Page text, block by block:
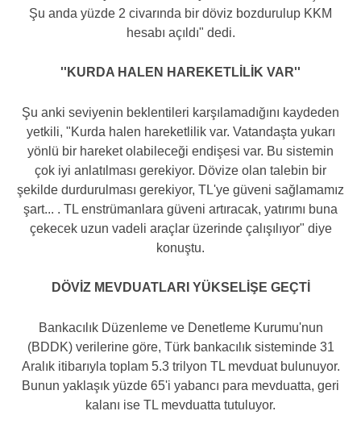
Şu anda yüzde 2 civarında bir döviz bozdurulup KKM
hesabı açıldı" dedi.
''KURDA HALEN HAREKETLİLİK VAR''
Şu anki seviyenin beklentileri karşılamadığını kaydeden
yetkili, "Kurda halen hareketlilik var. Vatandaşta yukarı
yönlü bir hareket olabileceği endişesi var. Bu sistemin
çok iyi anlatılması gerekiyor. Dövize olan talebin bir
şekilde durdurulması gerekiyor, TL'ye güveni sağlamamız
şart... . TL enstrümanlara güveni artıracak, yatırımı buna
çekecek uzun vadeli araçlar üzerinde çalışılıyor" diye
konuştu.
DÖVİZ MEVDUATLARI YÜKSELİŞE GEÇTİ
Bankacılık Düzenleme ve Denetleme Kurumu'nun
(BDDK) verilerine göre, Türk bankacılık sisteminde 31
Aralık itibarıyla toplam 5.3 trilyon TL mevduat bulunuyor.
Bunun yaklaşık yüzde 65'i yabancı para mevduatta, geri
kalanı ise TL mevduatta tutuluyor.